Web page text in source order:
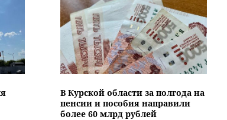
В Курской области за полгода на
пенсии и пособия направили
более 60 млрд рублей